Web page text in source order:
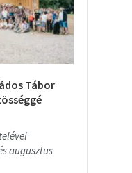
Tábor
augusztus